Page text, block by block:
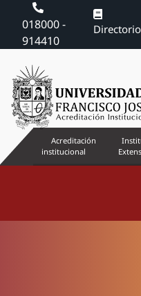
018000 -
914410
Directorio
Acreditación
institucional